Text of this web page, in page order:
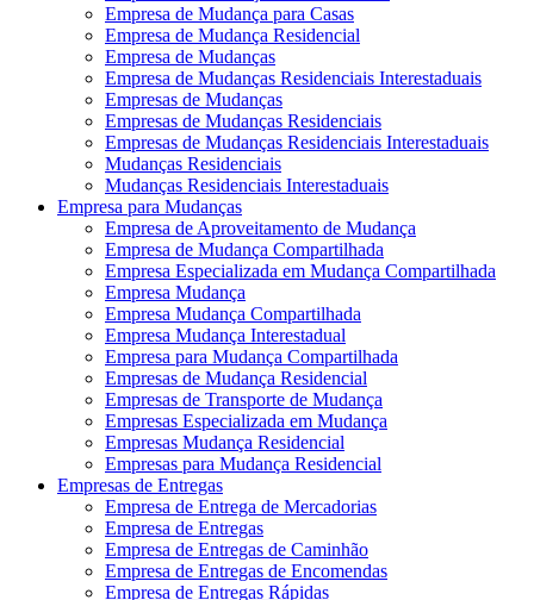
Empresa de Mudança para Casas
Empresa de Mudança Residencial
Empresa de Mudanças
Empresa de Mudanças Residenciais Interestaduais
Empresas de Mudanças
Empresas de Mudanças Residenciais
Empresas de Mudanças Residenciais Interestaduais
Mudanças Residenciais
Mudanças Residenciais Interestaduais
Empresa para Mudanças
Empresa de Aproveitamento de Mudança
Empresa de Mudança Compartilhada
Empresa Especializada em Mudança Compartilhada
Empresa Mudança
Empresa Mudança Compartilhada
Empresa Mudança Interestadual
Empresa para Mudança Compartilhada
Empresas de Mudança Residencial
Empresas de Transporte de Mudança
Empresas Especializada em Mudança
Empresas Mudança Residencial
Empresas para Mudança Residencial
Empresas de Entregas
Empresa de Entrega de Mercadorias
Empresa de Entregas
Empresa de Entregas de Caminhão
Empresa de Entregas de Encomendas
Empresa de Entregas Rápidas